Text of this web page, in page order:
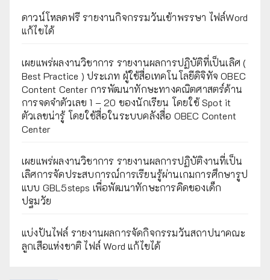
ดาวน์โหลดฟรี รายงานกิจกรรมวันเข้าพรรษา ไฟล์Word
แก้ไขได้
เผยแพร่ผลงานวิชาการ รายงานผลการปฏิบัติที่เป็นเลิศ (
Best Practice ) ประเภท ผู้ใช้สื่อเทคโนโลยีดิจิทัจ OBEC
Content Center การพัฒนาทักษะทางคณิตศาสตร์ด้าน
การจดจำตัวเลข 1 – 20 ของนักเรียน โดยใช้ Spot it
ตัวเลขน่ารู้ โดยใช้สื่อในระบบคลังสื่อ OBEC Content
Center
เผยแพร่ผลงานวิชาการ รายงานผลการปฏิบัติงานที่เป็น
เลิศการจัดประสบการณ์การเรียนรู้ผ่านเกมการศึกษารูป
แบบ GBL5steps เพื่อพัฒนาทักษะการคิดของเด็ก
ปฐมวัย
แบ่งปันไฟล์ รายงานผลการจัดกิจกรรมวันสถาปนาคณะ
ลูกเสือแห่งชาติ ไฟล์ Word แก้ไขได้